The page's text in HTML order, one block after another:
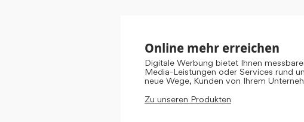
Online mehr erreichen
Digitale Werbung bietet Ihnen
Media-Leistungen oder Services rund
neue Wege, Kunden von Ihrem
Zu unseren Produkten